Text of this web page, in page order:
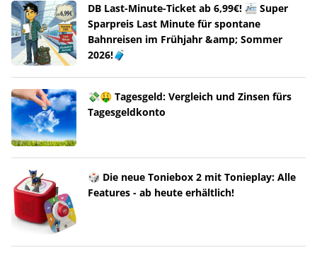
DB Last-Minute-Ticket ab 6,99€! 🚈 Super
Sparpreis Last Minute für spontane
Bahnreisen im Frühjahr &amp; Sommer
2026!🧳
💸🤑 Tagesgeld: Vergleich und Zinsen fürs
Tagesgeldkonto
🎲 Die neue Toniebox 2 mit Tonieplay: Alle
Features - ab heute erhältlich!